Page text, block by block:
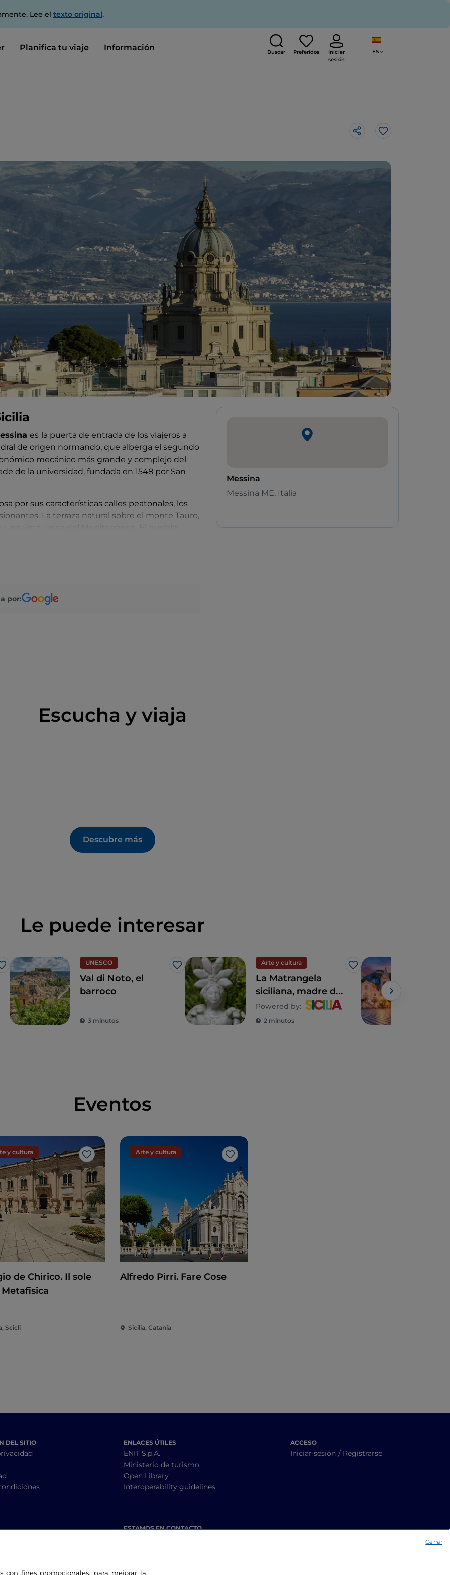
Lee el texto original.
Planifica tu viaje Información Buscar Preferidos
Iniciar
sesión
ES
Me gusta
es la puerta de entrada de los viajeros a
de origen normando, que alberga el segundo
mecánico más grande y complejo del
de la universidad, fundada en 1548 por San
por sus características calles peatonales, los
La terraza natural sobre el monte Tauro,
el estanque de Venus, un paraíso para los
puede llegar fácilmente a
por:
Messina
Messina ME, Italia
Escucha y viaja
Descubre más
Le puede interesar
Me gusta
UNESCO
Me gusta
Val di Noto, el
barroco
3 minutos
Arte y cultura
Me gusta
La Matrangela
siciliana, madre de
los ángeles y
símbolo doméstico
Powered by:
2 minutos
Eventos
y cultura
Me gusta
de Chirico. Il sole
Scicli
Arte y cultura
Me gusta
Alfredo Pirri. Fare Cose
Sicilia, Catania
DEL SITIO ENLACES ÚTILES
ENIT S.p.A.
Ministerio de turismo
Open Library
Interoperability guidelines
ESTAMOS EN CONTACTO
ACCESO
Iniciar sesión / Registrarse
fines promocionales, para mejorar la
Cerrar